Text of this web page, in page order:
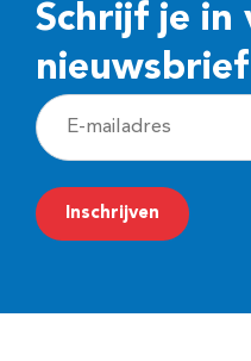
Schrijf je in
E
-
m
a
Inschrijven